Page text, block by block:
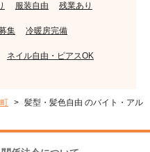
服装自由 残業あり
集 冷暖房完備
ネイル自由・ピアスOK
髪型・髪色自由 のバイト・アル